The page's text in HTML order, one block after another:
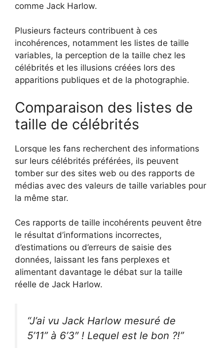
comme Jack Harlow.
Plusieurs facteurs contribuent à ces
incohérences, notamment les listes de taille
variables, la perception de la taille chez les
célébrités et les illusions créées lors des
apparitions publiques et de la photographie.
Comparaison des listes de
taille de célébrités
Lorsque les fans recherchent des informations
sur leurs célébrités préférées, ils peuvent
tomber sur des sites web ou des rapports de
médias avec des valeurs de taille variables pour
la même star.
Ces rapports de taille incohérents peuvent être
le résultat d’informations incorrectes,
d’estimations ou d’erreurs de saisie des
données, laissant les fans perplexes et
alimentant davantage le débat sur la taille
réelle de Jack Harlow.
“J’ai vu Jack Harlow mesuré de
5’11” à 6’3″ ! Lequel est le bon ?!”